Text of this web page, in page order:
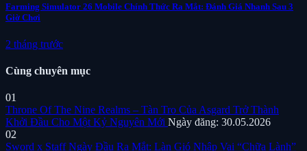
Farming Simulator 26 Mobile Chính Thức Ra Mắt: Đánh Giá Nhanh Sau 3
Giờ Chơi
2 tháng trước
Cùng chuyên mục
01
Throne Of The Nine Realms – Tàn Tro Của Asgard Trở Thành
Khởi Đầu Cho Một Kỷ Nguyên Mới Ngày đăng: 30.05.2026
02
Sword x Staff Ngày Đầu Ra Mắt: Làn Gió Nhập Vai “Chữa Lành”